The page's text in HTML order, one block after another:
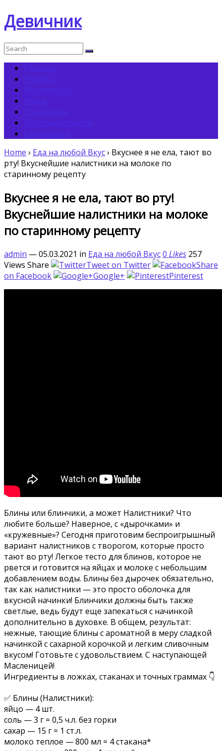
Девичник
Home › Еда на любой Вкус› Вкуснее я не ела, тают во
рту! Вкуснейшие налистники на молоке по
старинному рецепту
Вкуснее я не ела, тают во рту!
Вкуснейшие налистники на молоке
по старинному рецепту
admin — 05.03.2021 in Еда на любой Вкус0 Likes 257
Views Share Tweet on Twitter
Share
on Facebook
Google+ Pinterest
Блины или блинчики, а может Налистники? Что
любите больше? Наверное, с «дырочками» и
«кружевные»? Сегодня приготовим беспроигрышный
вариант налистников с творогом, которые просто
тают во рту! Легкое тесто для блинов, которое не
рвется и готовится на яйцах и молоке с небольшим
добавлением воды. Блины без дырочек обязательно,
так как налистники — это просто оболочка для
вкусной начинки! Блинчики должны быть также
светлые, ведь будут еще запекаться с начинкой
дополнительно в духовке. В общем, результат:
нежные, тающие блины с ароматной в меру сладкой
начинкой с сахарной корочкой и легким сливочным
вкусом! Готовьте с удовольствием. С наступающей
Масленицей!
Ингредиенты в ложках, стаканах и точных граммах 👇
✅ Блины (Налистники):
яйцо — 4 шт.
соль — 3 г = 0,5 ч.л. без горки
сахар — 15 г = 1 ст.л.
молоко теплое — 800 мл = 4 стакана*